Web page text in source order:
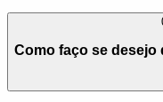
Como faço se desejo